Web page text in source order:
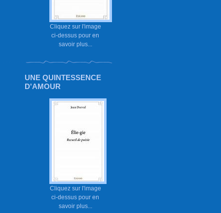
Cliquez sur l'image
ci-dessus pour en
savoir plus...
UNE QUINTESSENCE
D'AMOUR
Cliquez sur l'image
ci-dessus pour en
savoir plus...